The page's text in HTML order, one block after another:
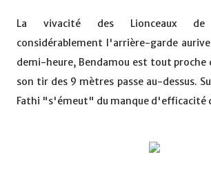
La vivacité des Lionceaux
considérablement l'arrière-garde
demi-heure, Bendamou est tout proche
son tir des 9 mètres passe au-dessus.
Fathi "s'émeut" du manque d'efficacité